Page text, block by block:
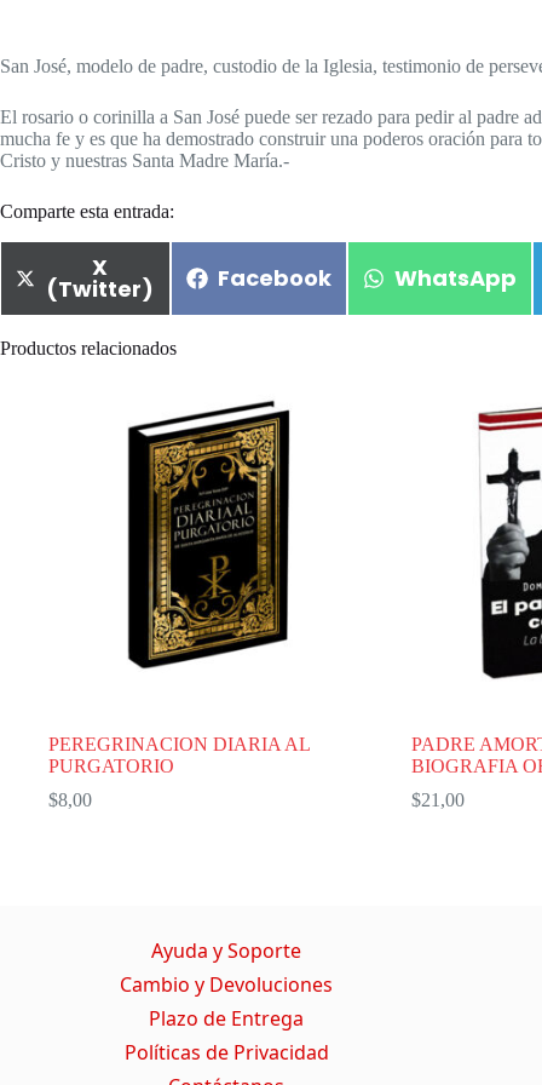
San José, modelo de padre, custodio de la Iglesia, testimonio de
El rosario o corinilla a San José puede ser rezado para pedir al padre
mucha fe y es que ha demostrado construir una poderos oración para
Cristo y nuestras Santa Madre María.-
Comparte esta entrada:
X
(Twitter) Facebook WhatsApp
Productos relacionados
PEREGRINACION DIARIA AL
PURGATORIO
$8,00
PADRE
BIOGRAFIA
$21,00
Ayuda y Soporte
Cambio y Devoluciones
Plazo de Entrega
Políticas de Privacidad